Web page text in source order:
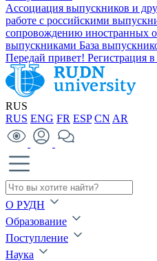
Ассоциация выпускников и
работе с российскими
сопровождению иностранных
выпускниками База
Передай привет! Регистрация
RUS
RUS ENG FR ESP CN AR
О РУДН
Образование
Поступление
Наука